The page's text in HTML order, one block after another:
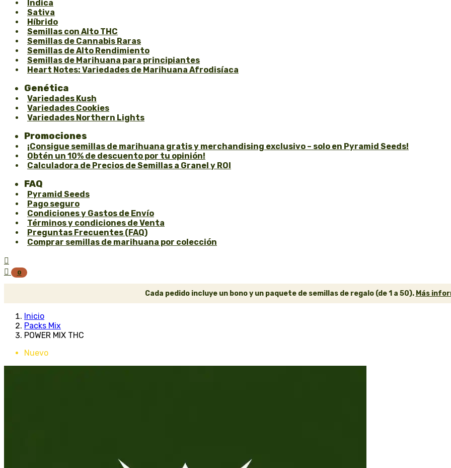
Índica
Sativa
Híbrido
Semillas con Alto THC
Semillas de Cannabis Raras
Semillas de Alto Rendimiento
Semillas de Marihuana para principiantes
Heart Notes: Variedades de Marihuana Afrodisíaca
Genética
Variedades Kush
Variedades Cookies
Variedades Northern Lights
Promociones
¡Consigue semillas de marihuana gratis y merchandising exclusivo – solo en Pyramid Seeds!
Obtén un 10% de descuento por tu opinión!
Calculadora de Precios de Semillas a Granel y ROI
FAQ
Pyramid Seeds
Pago seguro
Condiciones y Gastos de Envío
Términos y condiciones de Venta
Preguntas Frecuentes (FAQ)
Comprar semillas de marihuana por colección


0
Cada pedido incluye un bono y un paquete de semillas de regalo (de 1 a 50). Más
Inicio
Packs Mix
POWER MIX THC
Nuevo